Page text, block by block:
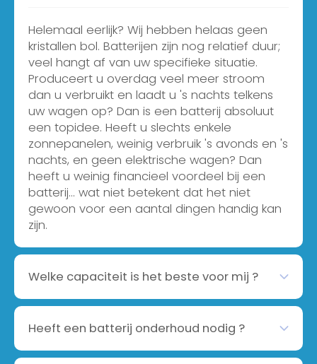
Helemaal eerlijk? Wij hebben helaas geen
kristallen bol. Batterijen zijn nog relatief duur;
veel hangt af van uw specifieke situatie.
Produceert u overdag veel meer stroom
dan u verbruikt en laadt u 's nachts telkens
uw wagen op? Dan is een batterij absoluut
een topidee. Heeft u slechts enkele
zonnepanelen, weinig verbruik 's avonds en 's
nachts, en geen elektrische wagen? Dan
heeft u weinig financieel voordeel bij een
batterij... wat niet betekent dat het niet
gewoon voor een aantal dingen handig kan
Welke capaciteit is het beste voor mij ?
Wij zullen u een bepaalde capaciteit
voorstellen aan de hand van informatie die
u ons bezorgt met betrekking tot uw
Heeft een batterij onderhoud nodig ?